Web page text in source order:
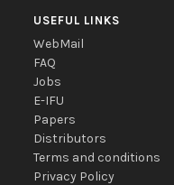
USEFUL LINKS
WebMail
FAQ
Jobs
E-IFU
Papers
Distributors
Terms and conditions
Privacy Policy